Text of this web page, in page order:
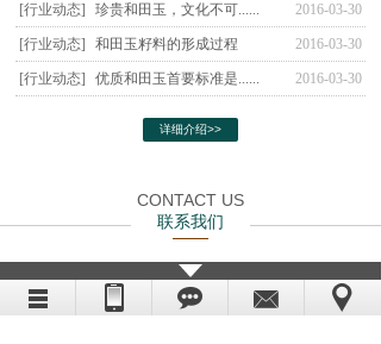
[行业动态] 珍贵和田玉，文化不可...... 2016-03-30
[行业动态] 和田玉籽料的形成过程 2016-03-30
[行业动态] 优质和田玉首要标准是...... 2016-03-30
详细介绍>>
CONTACT US
联系我们
中国·河南杨派珠宝玉石有限公司
展厅地址1：郑州市大学中路古玩城2092、